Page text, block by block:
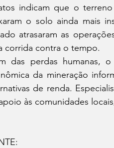
indicam que o
o solo ainda mais
atrasaram as
corrida contra o tempo.
das perdas humanas,
da mineração
de renda.
às comunidades